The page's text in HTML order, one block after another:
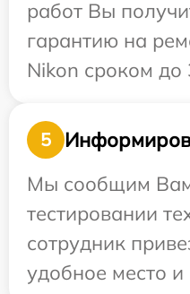
работ Вы
гарантию на
Nikon сроком до
5
Мы сообщим
тестировании
сотрудник
удобное место и